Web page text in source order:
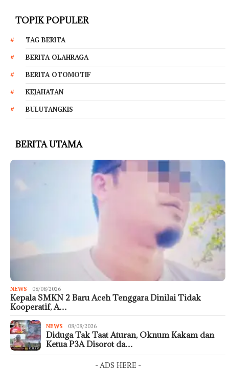
TOPIK POPULER
TAG BERITA
BERITA OLAHRAGA
BERITA OTOMOTIF
KEJAHATAN
BULUTANGKIS
BERITA UTAMA
NEWS 08/08/2026
Kepala SMKN 2 Baru Aceh Tenggara Dinilai Tidak
Kooperatif, A…
NEWS 08/08/2026
Diduga Tak Taat Aturan, Oknum Kakam dan
Ketua P3A Disorot da…
- ADS HERE -